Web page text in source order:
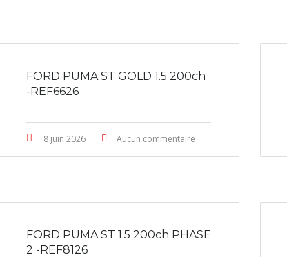
FORD PUMA ST GOLD 1.5 200ch
-REF6626
8 juin 2026 Aucun commentaire
FORD PUMA ST 1.5 200ch PHASE
2 -REF8126